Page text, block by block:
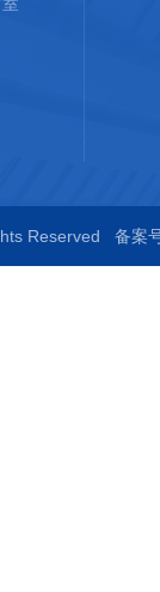
Reserved 备案